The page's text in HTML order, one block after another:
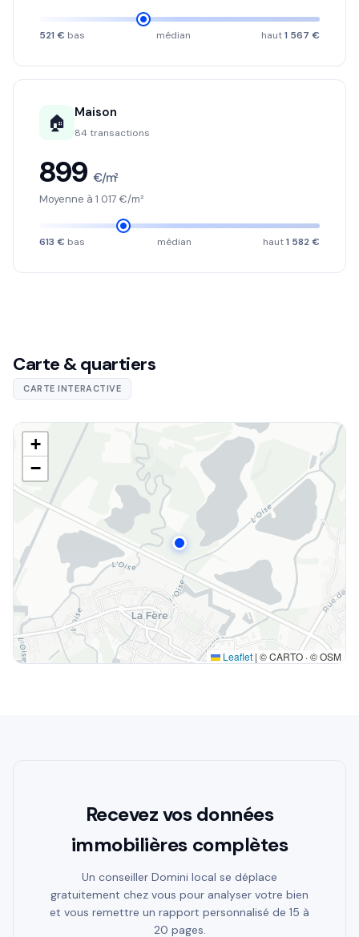
521 € bas médian haut1 567 €
🏠 Maison
84 transactions
899 €/m²
Moyenne à 1 017 €/m²
613 € bas médian haut1 582 €
Carte & quartiers
CARTE INTERACTIVE
+
−
Leaflet | © CARTO · © OSM
Recevez vos données
immobilières complètes
Un conseiller Domini local se déplace
gratuitement chez vous pour analyser votre bien
et vous remettre un rapport personnalisé de 15 à
20 pages.